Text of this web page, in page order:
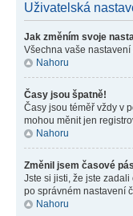
Uživatelská
Jak změním svoje
Všechna vaše
Nahoru
Časy jsou špatně!
Časy jsou téměř vždy v
mohou měnit jen
Nahoru
Změnil jsem časové
Jste si jisti, že jste
po správném nastavení
Nahoru